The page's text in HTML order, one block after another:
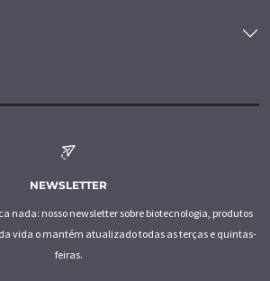
NEWSLETTER
nada: nosso newsletter sobre biotecnologia, produtos
vida o mantém atualizado todas as terças e quintas-
feiras.